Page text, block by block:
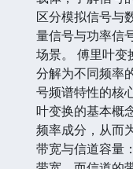
区分模拟信号与
量信号与功率信
场景。 傅里叶变
分解为不同频率
号频谱特性的核
叶变换的基本概
频率成分，从而
带宽与信道容量